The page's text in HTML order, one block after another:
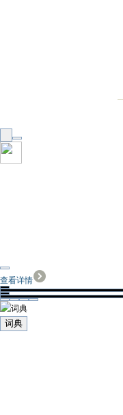
查看详情
词典